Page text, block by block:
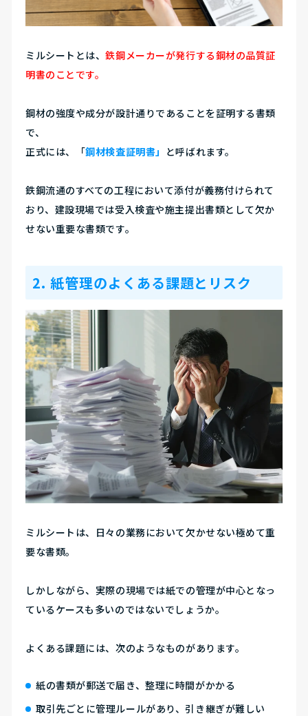
ミルシートとは、鉄鋼メーカーが発行する鋼材の品質証
明書のことです。
鋼材の強度や成分が設計通りであることを証明する書類
で、
正式には、「鋼材検査証明書」 と呼ばれます。
鉄鋼流通のすべての工程において添付が義務付けられて
おり、建設現場では受入検査や施主提出書類として欠か
せない重要な書類です。
2. 紙管理のよくある課題とリスク
ミルシートは、日々の業務において欠かせない極めて重
要な書類。
しかしながら、実際の現場では紙での管理が中心となっ
ているケースも多いのではないでしょうか。
よくある課題には、次のようなものがあります。
紙の書類が郵送で届き、整理に時間がかかる
取引先ごとに管理ルールがあり、引き継ぎが難しい